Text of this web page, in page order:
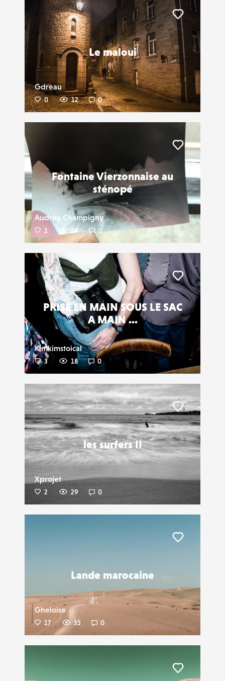
Le maloui
Gdreau
0 12 0
Fontaine Vierzonnaise au
sténopé
Audrey Champigny
1 24 0
Liker
PRISE EN MAIN SOUS LE SAC
A MAIN ...
Kimkimstoical
3 18 0
Liker
les surfers II
Xprojet
2 29 0
Liker
Lande marocaine
Gheloise
17 35 0